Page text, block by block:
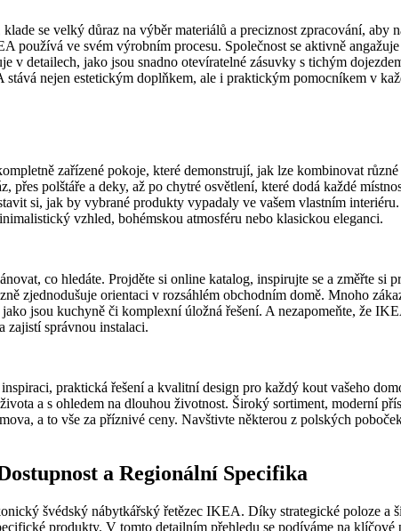
se velký důraz na výběr materiálů a preciznost zpracování,
používá ve svém výrobním procesu. Společnost se aktivně
detailech, jako jsou snadno otevíratelné zásuvky s tichým
nejen estetickým doplňkem, ale i praktickým pomocníkem v
zařízené pokoje, které demonstrují, jak lze kombinovat
polštáře a deky, až po chytré osvětlení, které dodá každé
si, jak by vybrané produkty vypadaly ve vašem vlastním
vzhled, bohémskou atmosféru nebo klasickou eleganci.
co hledáte. Projděte si online katalog, inspirujte se a změřte si
zjednodušuje orientaci v rozsáhlém obchodním domě. Mnoho
jsou kuchyně či komplexní úložná řešení. A nezapomeňte, že
zajistí správnou instalaci.
praktická řešení a kvalitní design pro každý kout vašeho
a s ohledem na dlouhou životnost. Široký sortiment, moderní
a to vše za příznivé ceny. Navštivte některou z polských
a Regionální Specifika
švédský nábytkářský řetězec IKEA. Díky strategické poloze
produkty. V tomto detailním přehledu se podíváme na